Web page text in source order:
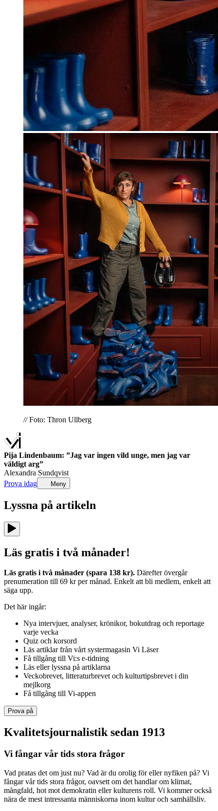
// Foto: Thron Ullberg
Pija Lindenbaum: ”Jag var ingen vild unge, men jag var
väldigt arg”
Alexandra Sundqvist
Prova idag
Meny
Lyssna på artikeln
Läs gratis i två månader!
Läs gratis i två månader (spara 138 kr). Därefter övergår
prenumeration till 69 kr per månad. Enkelt att bli medlem, enkelt att
säga upp.
Det här ingår:
Nya intervjuer, analyser, krönikor, bokutdrag och reportage
varje vecka
Quiz och korsord
Läs artiklar från vårt systermagasin Vi Läser
Få tillgång till Vi:s e-tidning
Läs eller lyssna på artiklarna
Veckobrevet, litteraturbrevet och kulturtipsbrevet i din
mejlkorg
Få tillgång till Vi-appen
Prova på
Kvalitetsjournalistik sedan 1913
Vi fångar vår tids stora frågor
Vad pratas det om just nu? Vad är du orolig för eller nyfiken på? Vi
fångar vår tids stora frågor, oavsett om det handlar om klimat,
mångfald, hot mot demokratin eller kulturens roll. Vi kommer också
nära de mest intressanta människorna inom kultur och samhällsliv.